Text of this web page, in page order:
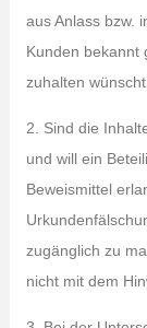
aus Anlass bzw.
Kunden bekannt
zuhalten wünscht.
2. Sind die
und will ein
Beweismittel
zugänglich zu
nicht mit dem